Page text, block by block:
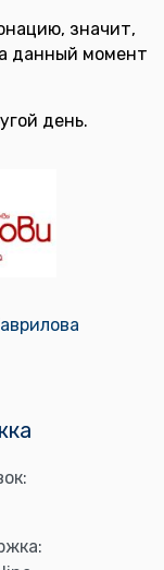
значит,
данный момент
день.